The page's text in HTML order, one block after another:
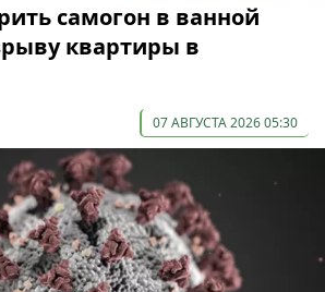
самогон в ванной
квартиры в
07 АВГУСТА 2026 05:30